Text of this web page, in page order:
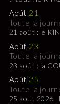
Août 21
Toute la
21 août : le
Août 23
Toute la
23 août : la
Août 25
Toute la
25 aout 2026 :